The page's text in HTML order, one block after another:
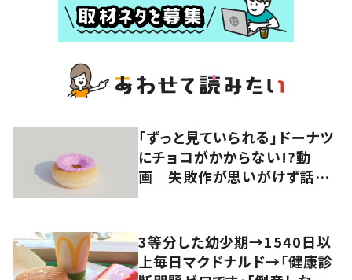
「ずっと見ていられる」ドーナツ
にチョコがかからない!?動
画 失敗作が思いがけず話題
3等分した幼少期→1540日以
上毎日マクドナルド→「健康診